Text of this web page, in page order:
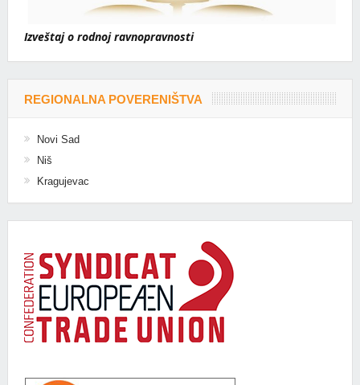
Izveštaj o rodnoj ravnopravnosti
REGIONALNA POVERENIŠTVA
Novi Sad
Niš
Kragujevac